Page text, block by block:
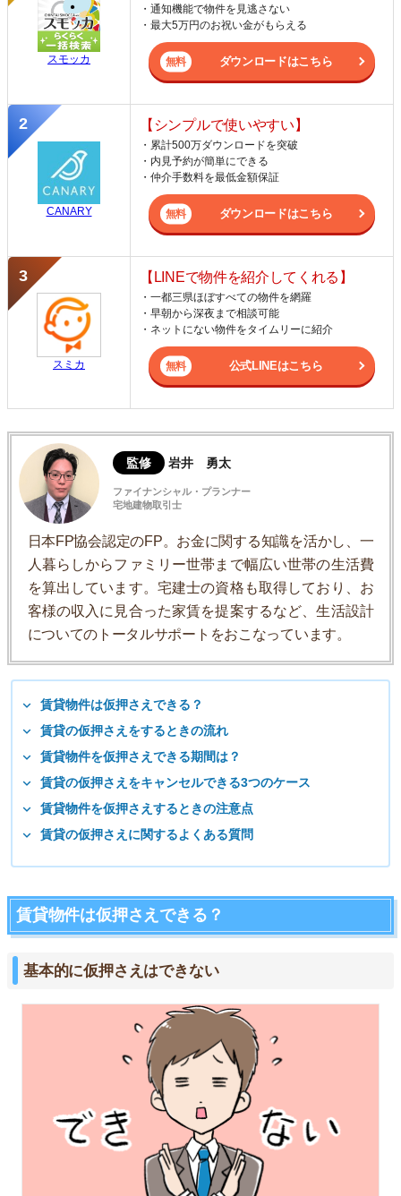
スモッカ
・通知機能で物件を見逃さない
・最大5万円のお祝い金がもらえる
ダウンロードはこちら
CANARY
【シンプルで使いやすい】
・累計500万ダウンロードを突破
・内見予約が簡単にできる
・仲介手数料を最低金額保証
ダウンロードはこちら
スミカ
【LINEで物件を紹介してくれる】
・一都三県ほぼすべての物件を網羅
・早朝から深夜まで相談可能
・ネットにない物件をタイムリーに紹介
公式LINEはこちら
監修 岩井 勇太
ファイナンシャル・プランナー
宅地建物取引士
日本FP協会認定のFP。お金に関する知識を活かし、一
人暮らしからファミリー世帯まで幅広い世帯の生活費
を算出しています。宅建士の資格も取得しており、お
客様の収入に見合った家賃を提案するなど、生活設計
についてのトータルサポートをおこなっています。
賃貸物件は仮押さえできる？
賃貸の仮押さえをするときの流れ
賃貸物件を仮押さえできる期間は？
賃貸の仮押さえをキャンセルできる3つのケース
賃貸物件を仮押さえするときの注意点
賃貸の仮押さえに関するよくある質問
賃貸物件は仮押さえできる？
基本的に仮押さえはできない